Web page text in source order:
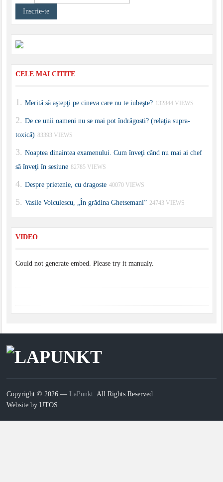
CELE MAI CITITE
Merită să aştepţi pe cineva care nu te iubeşte? 132844 VIEWS
De ce unii oameni nu se mai pot îndrăgosti? (relaţia supra-
toxică) 83393 VIEWS
Noaptea dinaintea examenului. Cum înveţi când nu mai ai chef
să înveţi în sesiune 82785 VIEWS
Despre prietenie, cu dragoste 40070 VIEWS
Vasile Voiculescu, „În grădina Ghetsemani” 24743 VIEWS
VIDEO
Could not generate embed. Please try it manualy.
Copyright © 2026 —LaPunkt . All Rights Reserved
Website by UTOS